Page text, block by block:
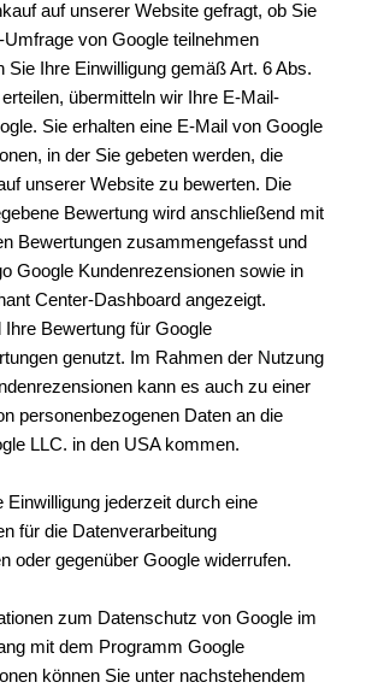
auf unserer Website gefragt, ob Sie
von Google teilnehmen
Sie Ihre Einwilligung gemäß Art. 6 Abs.
übermitteln wir Ihre E-Mail-
Sie erhalten eine E-Mail von Google
in der Sie gebeten werden, die
unserer Website zu bewerten. Die
Bewertung wird anschließend mit
Bewertungen zusammengefasst und
Google Kundenrezensionen sowie in
Center-Dashboard angezeigt.
Bewertung für Google
genutzt. Im Rahmen der Nutzung
kann es auch zu einer
personenbezogenen Daten an die
LLC. in den USA kommen.
Einwilligung jederzeit durch eine
für die Datenverarbeitung
oder gegenüber Google widerrufen.
zum Datenschutz von Google im
mit dem Programm Google
können Sie unter nachstehendem